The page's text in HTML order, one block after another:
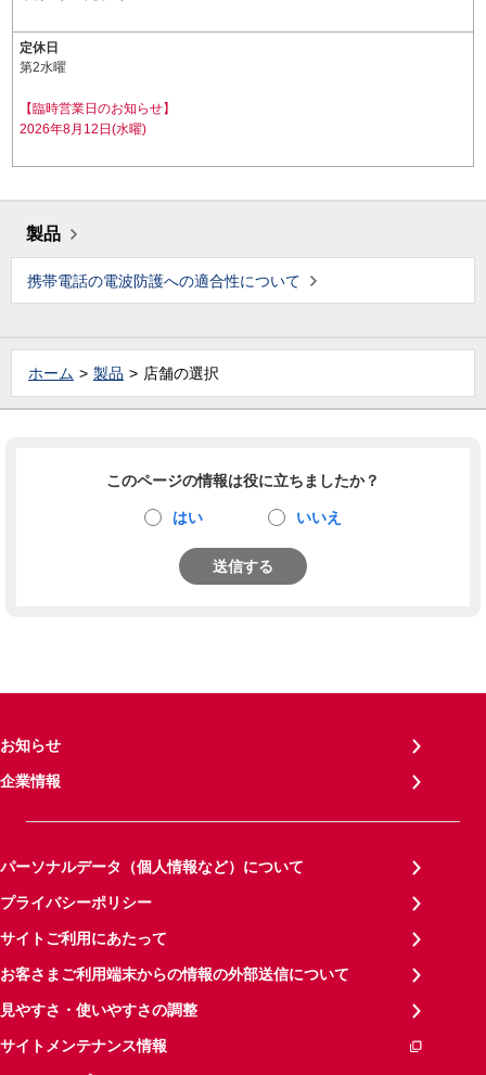
定休日
第2水曜
【臨時営業日のお知らせ】
2026年8月12日(水曜)
製品
携帯電話の電波防護への適合性について
ホーム 製品 店舗の選択
このページの情報は役に立ちましたか？
はい いいえ
送信する
お知らせ
企業情報
パーソナルデータ（個人情報など）について
プライバシーポリシー
サイトご利用にあたって
お客さまご利用端末からの情報の外部送信について
見やすさ・使いやすさの調整
サイトメンテナンス情報